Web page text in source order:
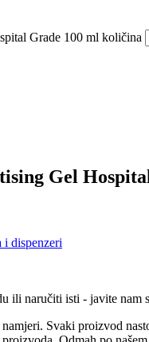
Grade 100 ml količina
Gel
i dispenzeri
ili naručiti isti - javite nam
Svaki proizvod